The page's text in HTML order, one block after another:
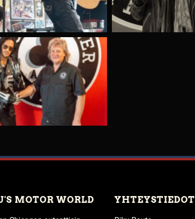
MOTOR WORLD YHTEYSTIEDOT